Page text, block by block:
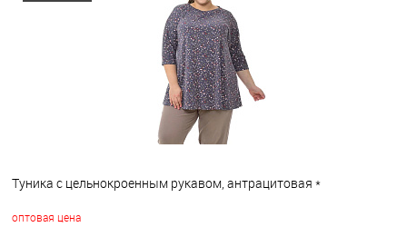
Туника с цельнокроенным рукавом, антрацитовая *
оптовая цена